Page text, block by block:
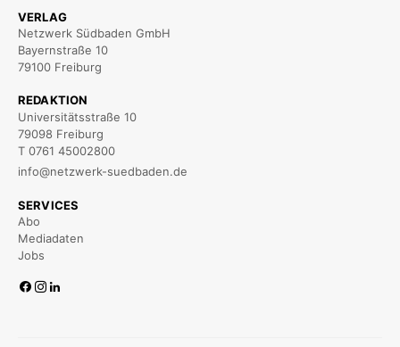
VERLAG
Netzwerk Südbaden GmbH
Bayernstraße 10
79100 Freiburg
REDAKTION
Universitätsstraße 10
79098 Freiburg
T 0761 45002800
info@netzwerk-suedbaden.de
SERVICES
Abo
Mediadaten
Jobs